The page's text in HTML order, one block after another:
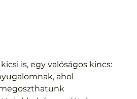
is, egy valóságos kincs:
ahol